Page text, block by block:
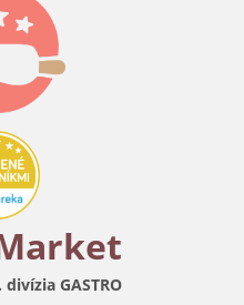
GASTRO